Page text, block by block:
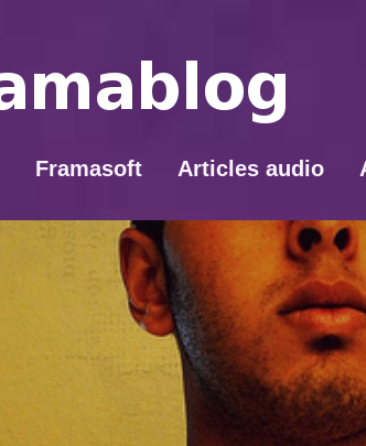
Framasoft Articles audio